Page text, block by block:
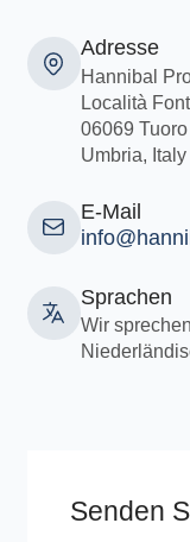
Adresse
Hannibal
Località
06069
Umbria, Italy
E-Mail
Sprachen
Wir
Senden